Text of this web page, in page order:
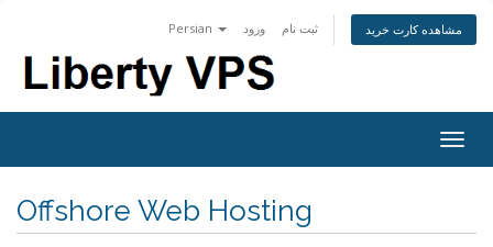
Persian ورود ثبت نام مشاهده کارت خرید
Offshore Web Hosting